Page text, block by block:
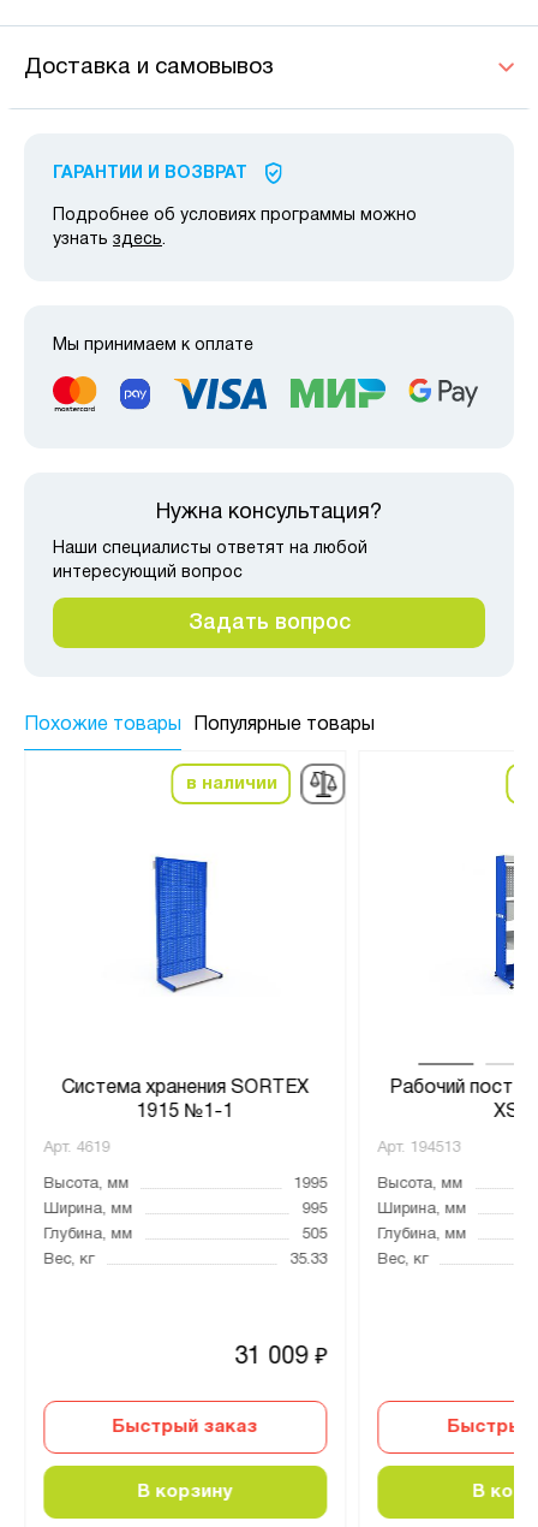
Доставка и самовывоз
ГАРАНТИИ И ВОЗВРАТ
Подробнее об условиях программы можно
узнать здесь.
Мы принимаем к оплате
Нужна консультация?
Наши специалисты ответят на любой
интересующий вопрос
Задать вопрос
Похожие товары Популярные товары
в наличии
Система хранения SORTEX
1915 №1-1
Арт. 4619
Высота, мм
1995
Ширина, мм
995
Глубина, мм
505
Вес, кг
35.33
31 009₽
Быстрый заказ
В корзину
Рабочий пост
XS
Арт. 194513
Высота, мм
Ширина, мм
Глубина, мм
Вес, кг
Быстрый
В